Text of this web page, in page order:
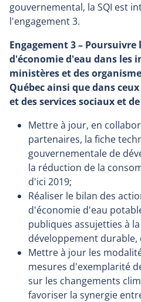
gouvernemental, la SQI est
l'engagement 3.
Engagement 3 –
d'économie d'eau dans les
ministères et des
Québec ainsi que dans
et des services sociaux et
Mettre à jour, en
partenaires, la fiche
gouvernementale de
la réduction de la
d'ici 2019;
Réaliser le bilan des
d'économie d'eau
publiques assujetties à
développement durable,
Mettre à jour les
mesures d'exemplarité
sur les changements
favoriser la synergie